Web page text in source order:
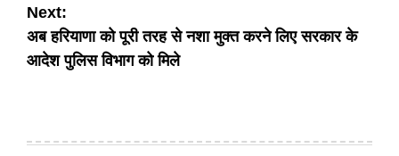
Next:
अब हरियाणा को पूरी तरह से नशा मुक्त करने लिए सरकार के
आदेश पुलिस विभाग को मिले